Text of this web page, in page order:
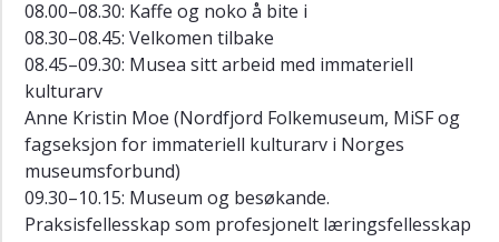
08.00–08.30: Kaffe og noko å bite i
08.30–08.45: Velkomen tilbake
08.45–09.30: Musea sitt arbeid med immateriell
kulturarv
Anne Kristin Moe (Nordfjord Folkemuseum, MiSF og
fagseksjon for immateriell kulturarv i Norges
museumsforbund)
09.30–10.15: Museum og besøkande.
Praksisfellesskap som profesjonelt læringsfellesskap